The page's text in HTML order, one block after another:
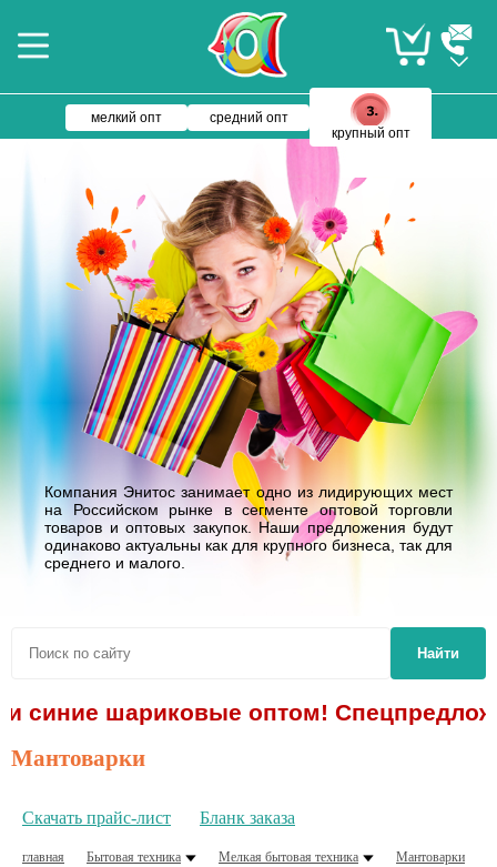
мелкий опт
средний опт
крупный опт
Компания Энитос занимает одно из лидирующих мест
на Российском рынке в сегменте оптовой торговли
товаров и оптовых закупок. Наши предложения будут
одинаково актуальны как для крупного бизнеса, так для
среднего и малого.
Найти
синие шариковые оптом!
Мантоварки
Скачать прайс-лист Бланк заказа
главная Бытовая техника Мелкая бытовая техника Мантоварки